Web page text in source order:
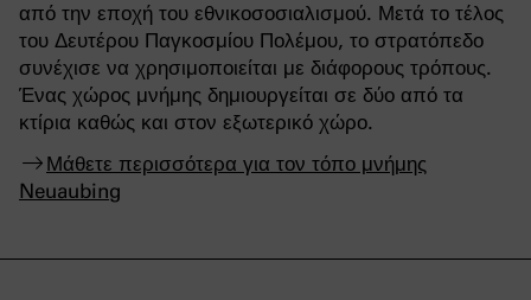
από την εποχή του εθνικοσοσιαλισμού. Μετά το τέλος
του Δευτέρου Παγκοσμίου Πολέμου, το στρατόπεδο
συνέχισε να χρησιμοποιείται με διάφορους τρόπους.
Ένας χώρος μνήμης δημιουργείται σε δύο από τα
κτίρια καθώς και στον εξωτερικό χώρο.
Μάθετε περισσότερα για τον τόπο μνήμης
Neuaubing